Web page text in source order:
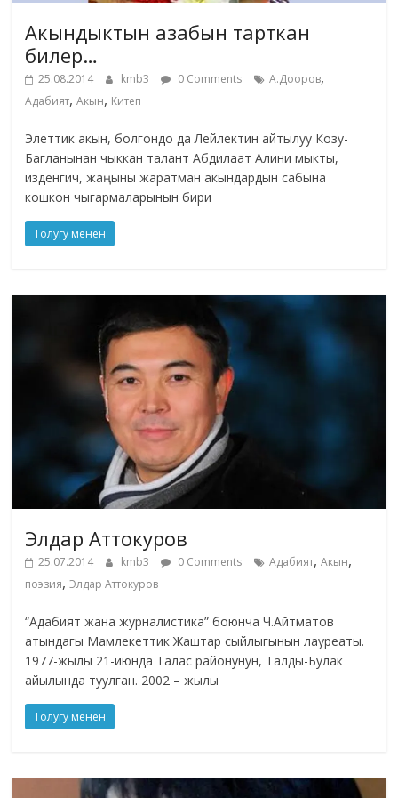
Акындыктын азабын тарткан
билер…
25.08.2014 kmb3 0 Comments А.Дооров,
Адабият,Акын, Китеп
Элеттик акын, болгондо да Лейлектин айтылуу Козу-
Багланынан чыккан талант Абдилаат Алини мыкты,
изденгич, жаңыны жаратман акындардын сабына
кошкон чыгармаларынын бири
Толугу менен
Элдар Аттокуров
25.07.2014 kmb3 0 Comments Адабият,Акын,
поэзия,Элдар Аттокуров
“Адабият жана журналистика” боюнча Ч.Айтматов
атындагы Мамлекеттик Жаштар сыйлыгынын лауреаты.
1977-жылы 21-июнда Талас районунун, Талды-Булак
айылында туулган. 2002 – жылы
Толугу менен